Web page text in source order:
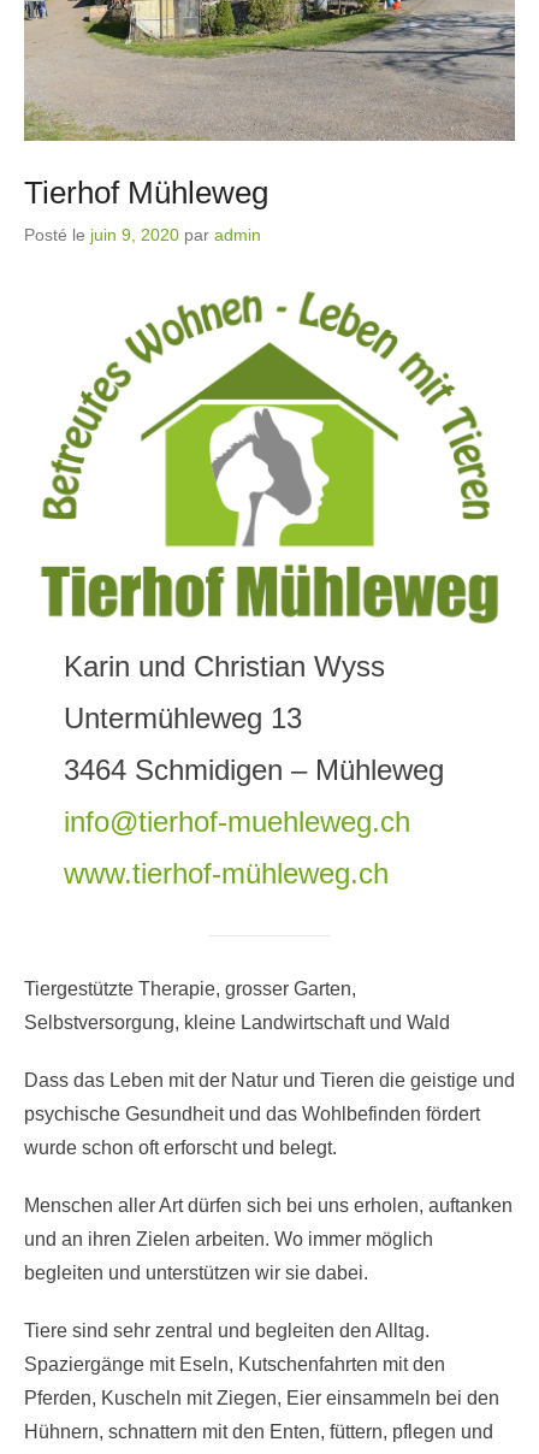
Tierhof Mühleweg
Posté le juin 9, 2020 par admin
Karin und Christian Wyss
Untermühleweg 13
3464 Schmidigen – Mühleweg
info@tierhof-muehleweg.ch
www.tierhof-mühleweg.ch
Tiergestützte Therapie, grosser Garten,
Selbstversorgung, kleine Landwirtschaft und Wald
Dass das Leben mit der Natur und Tieren die geistige und
psychische Gesundheit und das Wohlbefinden fördert
wurde schon oft erforscht und belegt.
Menschen aller Art dürfen sich bei uns erholen, auftanken
und an ihren Zielen arbeiten. Wo immer möglich
begleiten und unterstützen wir sie dabei.
Tiere sind sehr zentral und begleiten den Alltag.
Spaziergänge mit Eseln, Kutschenfahrten mit den
Pferden, Kuscheln mit Ziegen, Eier einsammeln bei den
Hühnern, schnattern mit den Enten, füttern, pflegen und